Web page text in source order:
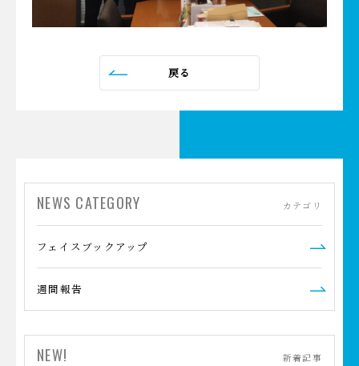
戻る
NEWS CATEGORY カテゴリ
フェイスブックアップ
週間報告
NEW! 新着記事